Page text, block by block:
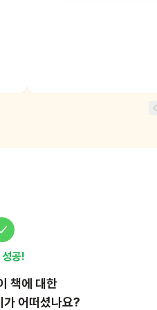
공!
책에 대한
가 어떠셨나요?